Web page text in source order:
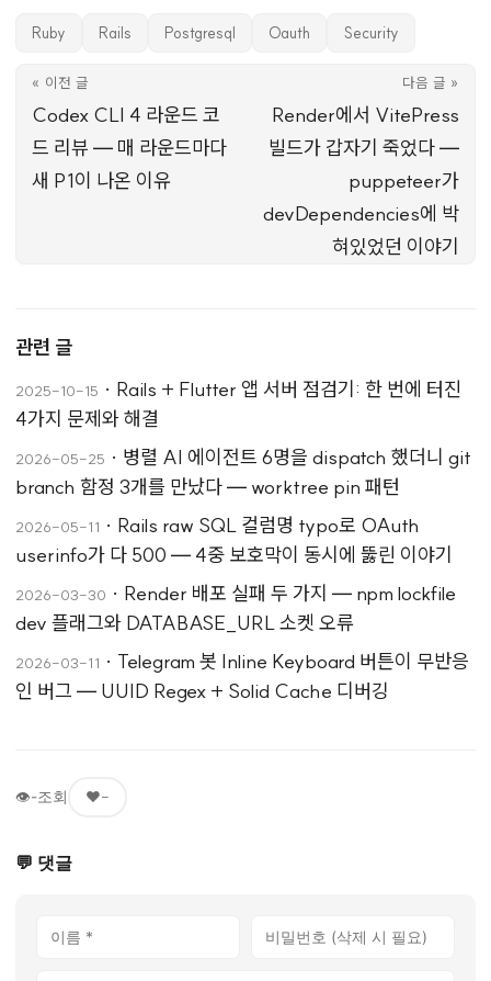
Ruby Rails Postgresql Oauth Security
« 이전 글
Codex CLI 4 라운드 코
드 리뷰 — 매 라운드마다
새 P1이 나온 이유
다음 글 »
Render에서 VitePress
빌드가 갑자기 죽었다 —
puppeteer가
devDependencies에 박
혀있었던 이야기
관련 글
2025-10-15 · Rails + Flutter 앱 서버 점검기: 한 번에 터진
4가지 문제와 해결
2026-05-25 · 병렬 AI 에이전트 6명을 dispatch 했더니 git
branch 함정 3개를 만났다 — worktree pin 패턴
2026-05-11 · Rails raw SQL 컬럼명 typo로 OAuth
userinfo가 다 500 — 4중 보호막이 동시에 뚫린 이야기
2026-03-30 · Render 배포 실패 두 가지 — npm lockfile
dev 플래그와 DATABASE_URL 소켓 오류
2026-03-11 · Telegram 봇 Inline Keyboard 버튼이 무반응
인 버그 — UUID Regex + Solid Cache 디버깅
👁-조회 ❤️-
💬 댓글